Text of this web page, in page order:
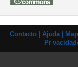
Contacto Ajuda|